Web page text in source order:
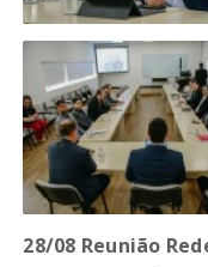
28/08 Reunião